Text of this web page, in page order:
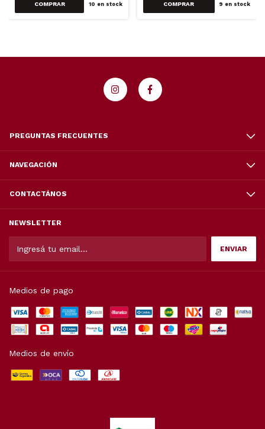
COMPRAR 10 en stock COMPRAR 9 en stock
PREGUNTAS FRECUENTES
NAVEGACIÓN
CONTACTÁNOS
NEWSLETTER
Medios de pago
Medios de envío